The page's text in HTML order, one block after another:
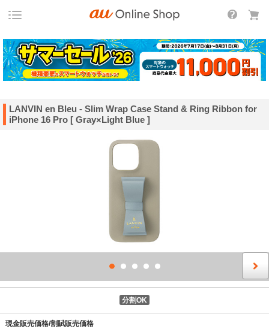
LANVIN en Bleu - Slim Wrap Case Stand & Ring Ribbon for
iPhone 16 Pro [ Gray×Light Blue ]
分割OK
現金販売価格/割賦販売価格